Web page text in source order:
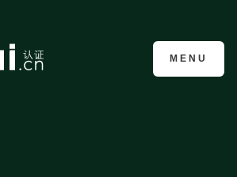
CMMI认证咨询
MENU